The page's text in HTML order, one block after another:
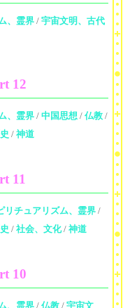
、霊界 / 宇宙文明、古代
12
、霊界 / 中国思想 / 仏教 /
/ 神道
11
リチュアリズム、霊界 /
/ 社会、文化/ 神道
10
、霊界 / 仏教 / 宇宙文